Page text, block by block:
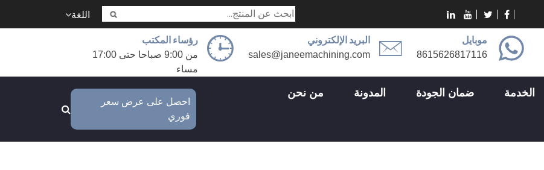
اللغة
رؤساء المكتب
من 9:00 صباحا حتى 17:00
مساء
البريد الإلكتروني
sales@janeemachining.com
موبايل
8615626817116
الخدمة ضمان الجودة المدونة من نحن
احصل على عرض سعر
فوري